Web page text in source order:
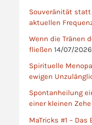
Souveränität
aktuellen
Wenn die Tränen
fließen 14/07/2026
Spirituelle
ewigen
Spontanheilung
einer kleinen Zehe
MaTricks #1 –